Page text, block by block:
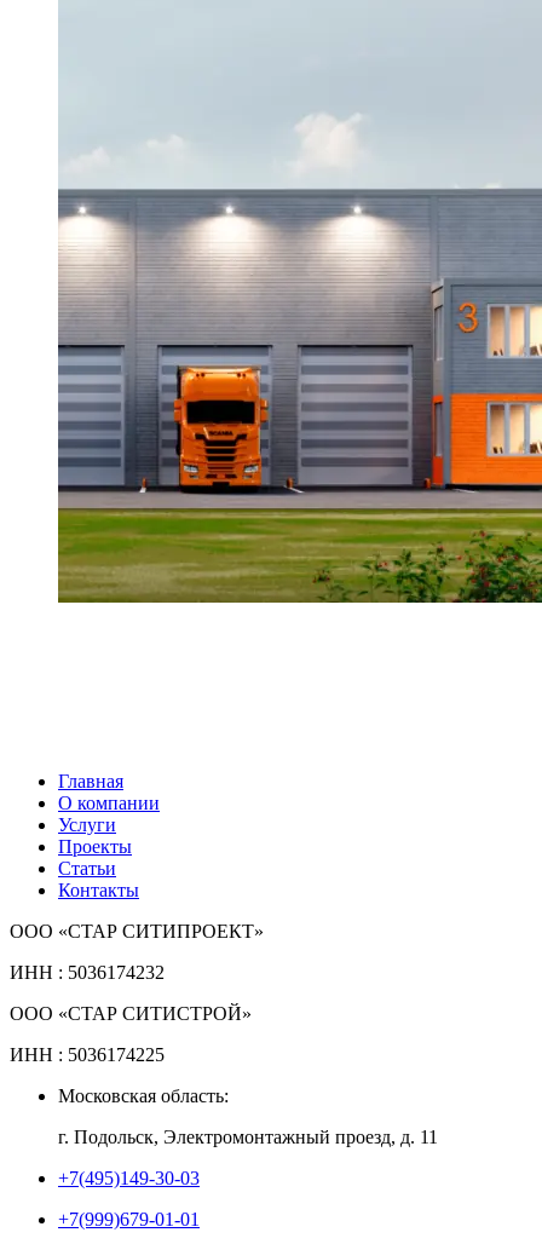
Главная
О компании
Услуги
Проекты
Статьи
Контакты
ООО «СТАР СИТИПРОЕКТ»
ИНН : 5036174232
ООО «СТАР СИТИСТРОЙ»
ИНН : 5036174225
Московская область:
г. Подольск, Электромонтажный проезд, д. 11
+7(495)149-30-03
+7(999)679-01-01